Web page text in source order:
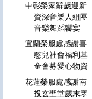
中彰榮家辭歲迎新
資深音樂人組團
音樂舞蹈饗宴
宜蘭榮服處感謝喜
憨兒社會福利基
金會募愛心物資
花蓮榮服處感謝南
投玄聖堂歲末寒